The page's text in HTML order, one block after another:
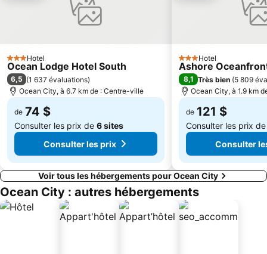
3 Étoiles
Hotel
Ocean Lodge Hotel South
6,5 (1 637 évaluations)
Ocean City, à 6.7 km de : Centre-ville
de 74 $
Consulter les prix de 6 sites
Consulter les prix
3 Étoiles
Hotel
Ashore
8,1 Très bien (5 809
Ocean City, à 1.9 km
de 121 $
Consulter les prix
Consulter
Voir tous les hébergements pour Ocean City
Ocean City : autres hébergements